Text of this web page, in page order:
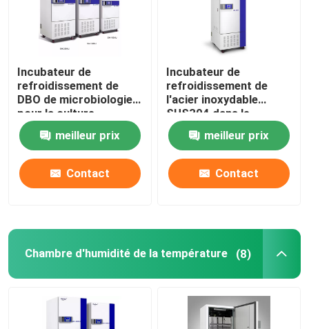
Incubateur de
refroidissement de
DBO de microbiologie
pour la culture
bactérienne 110V
220V
meilleur prix
Contact
Incubateur de
refroidissement de
l'acier inoxydable
SUS304 dans le
laboratoire médical
400L
meilleur prix
Contact
Chambre d'humidité de la température (8)